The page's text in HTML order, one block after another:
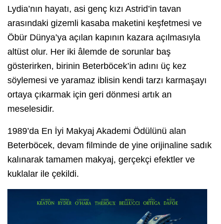
Lydia’nın hayatı, asi genç kızı Astrid’in tavan
arasındaki gizemli kasaba maketini keşfetmesi ve
Öbür Dünya’ya açılan kapının kazara açılmasıyla
altüst olur. Her iki âlemde de sorunlar baş
gösterirken, birinin Beterböcek’in adını üç kez
söylemesi ve yaramaz iblisin kendi tarzı karmaşayı
ortaya çıkarmak için geri dönmesi artık an
meselesidir.
1989’da En İyi Makyaj Akademi Ödülünü alan
Beterböcek, devam filminde de yine orijinaline sadık
kalınarak tamamen makyaj, gerçekçi efektler ve
kuklalar ile çekildi.